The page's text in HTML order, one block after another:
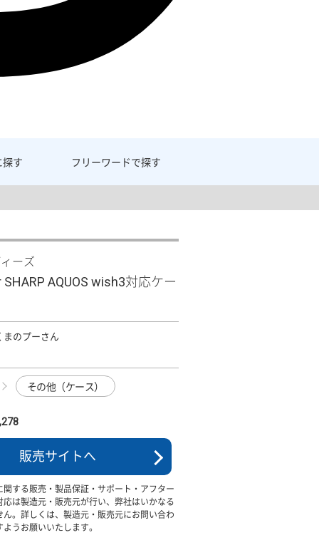
探す フリーワードで探す
ーズ
AQUOS wish3対応ケー
まのプーさん
その他（ケース）
販売サイトへ
関する販売・製品保証・サポート・アフター
応は製造元・販売元が行い、弊社はいかなる
ん。詳しくは、製造元・販売元にお問い合わ
うお願いいたします。